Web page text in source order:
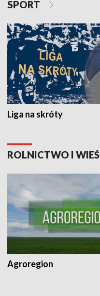
SPORT
Liga na skróty
ROLNICTWO I WIEŚ
Agroregion